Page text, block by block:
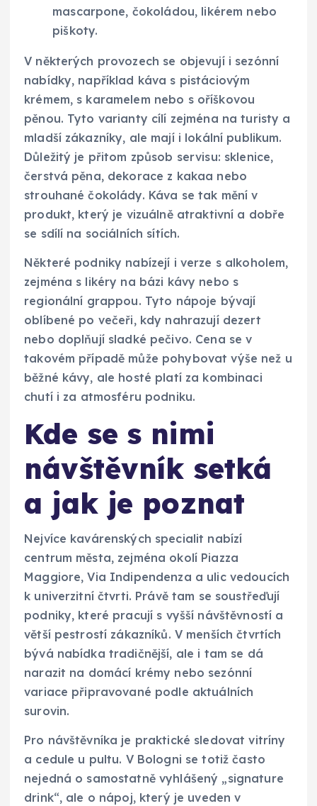
mascarpone, čokoládou, likérem nebo
piškoty.
V některých provozech se objevují i sezónní
nabídky, například káva s pistáciovým
krémem, s karamelem nebo s oříškovou
pěnou. Tyto varianty cílí zejména na turisty a
mladší zákazníky, ale mají i lokální publikum.
Důležitý je přitom způsob servisu: sklenice,
čerstvá pěna, dekorace z kakaa nebo
strouhané čokolády. Káva se tak mění v
produkt, který je vizuálně atraktivní a dobře
se sdílí na sociálních sítích.
Některé podniky nabízejí i verze s alkoholem,
zejména s likéry na bázi kávy nebo s
regionální grappou. Tyto nápoje bývají
oblíbené po večeři, kdy nahrazují dezert
nebo doplňují sladké pečivo. Cena se v
takovém případě může pohybovat výše než u
běžné kávy, ale hosté platí za kombinaci
chutí i za atmosféru podniku.
Kde se s nimi
návštěvník setká
a jak je poznat
Nejvíce kavárenských specialit nabízí
centrum města, zejména okolí Piazza
Maggiore, Via Indipendenza a ulic vedoucích
k univerzitní čtvrti. Právě tam se soustřeďují
podniky, které pracují s vyšší návštěvností a
větší pestrostí zákazníků. V menších čtvrtích
bývá nabídka tradičnější, ale i tam se dá
narazit na domácí krémy nebo sezónní
variace připravované podle aktuálních
surovin.
Pro návštěvníka je praktické sledovat vitríny
a cedule u pultu. V Bologni se totiž často
nejedná o samostatně vyhlášený „signature
drink“, ale o nápoj, který je uveden v